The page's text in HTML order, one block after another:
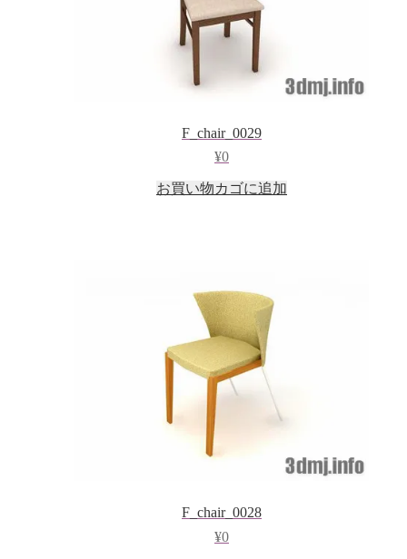
F_chair_0029
¥0
お買い物カゴに追加
F_chair_0028
¥0